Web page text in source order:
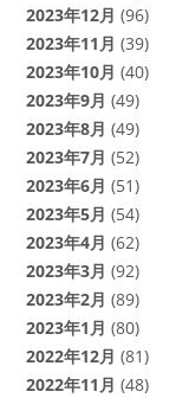
2023年12月 (96)
2023年11月 (39)
2023年10月 (40)
2023年9月 (49)
2023年8月 (49)
2023年7月 (52)
2023年6月 (51)
2023年5月 (54)
2023年4月 (62)
2023年3月 (92)
2023年2月 (89)
2023年1月 (80)
2022年12月 (81)
2022年11月 (48)